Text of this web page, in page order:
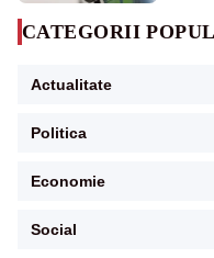
CATEGORII
Actualitate
Politica
Economie
Social